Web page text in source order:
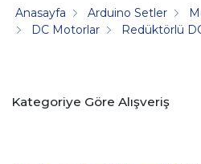
Anasayfa Arduino Setler
DC Motorlar
Redüktörlü
Kategoriye Göre Alışveriş